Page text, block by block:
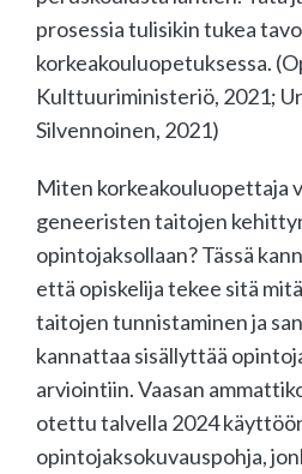
prosessia tulisikin tukea
korkeakouluopetuksessa.
Kulttuuriministeriö, 2021;
Silvennoinen, 2021)
Miten korkeakouluopettaja
geneeristen taitojen
opintojaksollaan? Tässä
että opiskelija tekee sitä
taitojen tunnistaminen ja
kannattaa sisällyttää
arviointiin. Vaasan
otettu talvella 2024
opintojaksokuvauspohja,